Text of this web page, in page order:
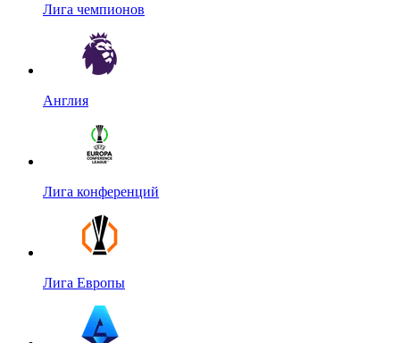
Лига чемпионов
Англия
Лига конференций
Лига Европы